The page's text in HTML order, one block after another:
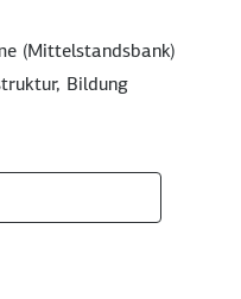
(Mittelstandsbank)
Bildung